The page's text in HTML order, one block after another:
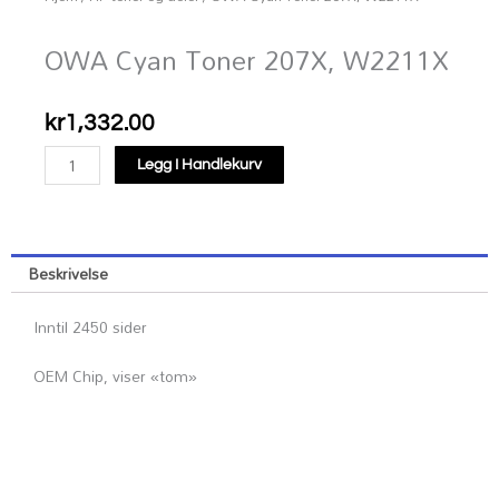
OWA Cyan Toner 207X, W2211X
kr1,332.00
OWA
Cyan
W2211X
antall
Legg I Handlekurv
Beskrivelse
Inntil 2450 sider
OEM Chip, viser «tom»